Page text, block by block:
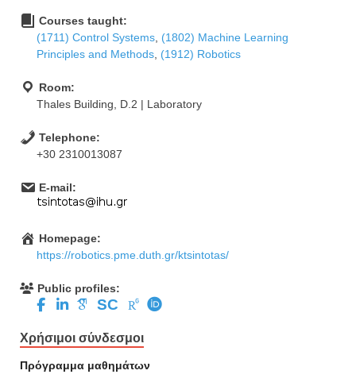
Courses taught:
(1711) Control Systems (1802) Machine Learning
Principles and Methods (1912) Robotics
Room:
Thales Building, D.2 | Laboratory
Telephone:
+30 2310013087
E-mail:
Homepage:
https://robotics.pme.duth.gr/ktsintotas/
Public profiles:
SC
Χρήσιμοι σύνδεσμοι
Πρόγραμμα μαθημάτων